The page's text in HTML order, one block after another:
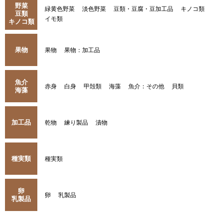
野菜
豆類
キノコ類
緑黄色野菜 淡色野菜 豆類・豆腐・豆加工品
キノコ類
イモ類
果物 果物 果物：加工品
魚介
海藻
赤身 白身 甲殻類 海藻 魚介：その他 貝類
加工品 乾物 練り製品 漬物
種実類 種実類
卵
乳製品
卵 乳製品